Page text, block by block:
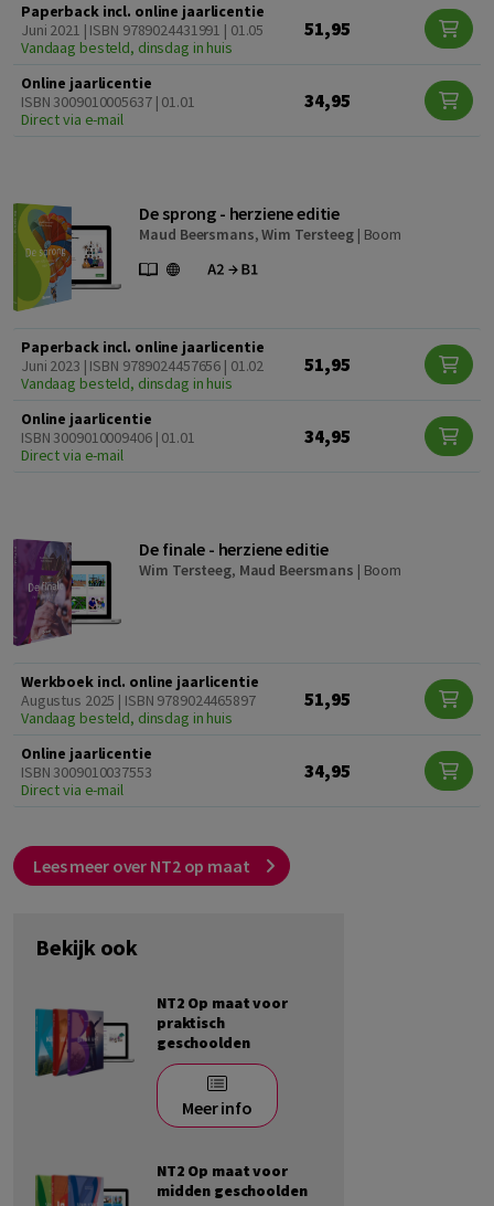
Paperback incl. online jaarlicentie
Juni 2021 | ISBN 9789024431991 | 01.05
Vandaag besteld, dinsdag in huis
51,95
Online jaarlicentie
ISBN 3009010005637 | 01.01
Direct via e-mail
34,95
De sprong - herziene editie
Maud Beersmans,Wim Tersteeg| Boom
Paperback incl. online jaarlicentie
Juni 2023 | ISBN 9789024457656 | 01.02
Vandaag besteld, dinsdag in huis
51,95
Online jaarlicentie
ISBN 3009010009406 | 01.01
Direct via e-mail
34,95
De finale - herziene editie
Wim Tersteeg, Maud Beersmans | Boom
Werkboek incl. online jaarlicentie
Augustus 2025 | ISBN 9789024465897
Vandaag besteld, dinsdag in huis
51,95
Online jaarlicentie
ISBN 3009010037553
Direct via e-mail
34,95
Lees meer over NT2 op maat
Bekijk ook
NT2 Op maat voor
praktisch
geschoolden
Meer info
NT2 Op maat voor
midden geschoolden